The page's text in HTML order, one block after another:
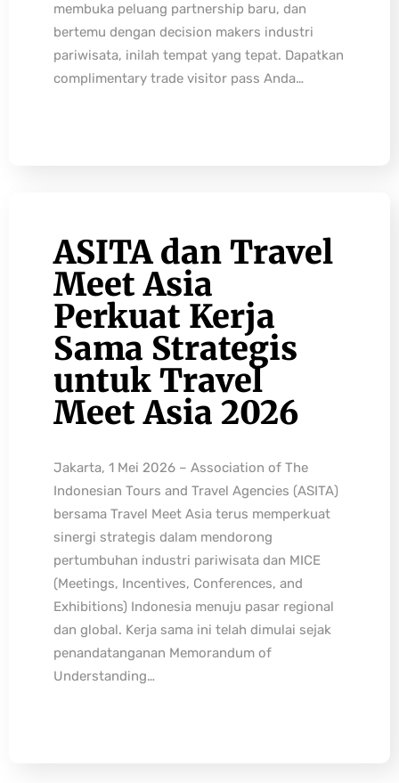
membuka peluang partnership baru, dan
bertemu dengan decision makers industri
pariwisata, inilah tempat yang tepat. Dapatkan
complimentary trade visitor pass Anda…
ASITA dan Travel
Meet Asia
Perkuat Kerja
Sama Strategis
untuk Travel
Meet Asia 2026
Jakarta, 1 Mei 2026 – Association of The
Indonesian Tours and Travel Agencies (ASITA)
bersama Travel Meet Asia terus memperkuat
sinergi strategis dalam mendorong
pertumbuhan industri pariwisata dan MICE
(Meetings, Incentives, Conferences, and
Exhibitions) Indonesia menuju pasar regional
dan global. Kerja sama ini telah dimulai sejak
penandatanganan Memorandum of
Understanding…